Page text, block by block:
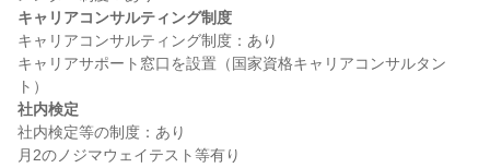
キャリアコンサルティング制度
キャリアコンサルティング制度：あり
キャリアサポート窓口を設置（国家資格キャリアコンサルタン
社内検定
社内検定等の制度：あり